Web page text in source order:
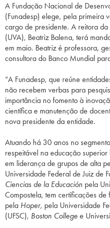
A Fundação Nacional de
(Funadesp) elege, pela primeira
cargo de presidente. A reitora
(UVA), Beatriz Balena, terá
em maio. Beatriz é professora,
consultora do Banco Mundial
“A Funadesp, que reúne
não recebem verbas para
importância no fomento à
científica e manutenção de
nova presidente da entidade.
Atuando há 30 anos no
respeitável na educação
em liderança de grupos de alta
Universidade Federal de Juiz de
Ciencias de la Educación pela
Compostela, tem certificações
pela Hoper, pela Universidade
(UFSC), Boston Collegee